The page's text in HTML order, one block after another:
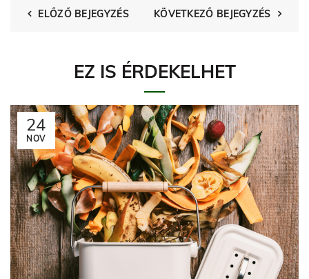
ELŐZŐ BEJEGYZÉS KÖVETKEZŐ BEJEGYZÉS
EZ IS ÉRDEKELHET
24
NOV